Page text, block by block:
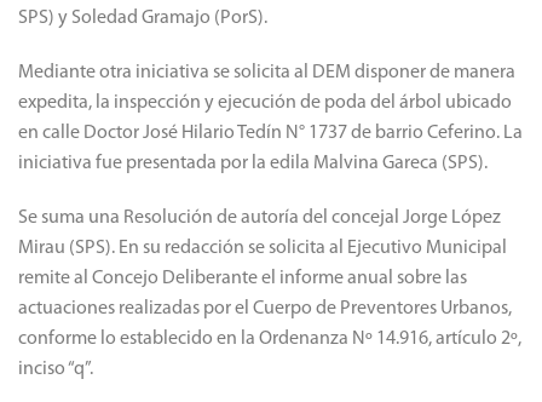
SPS) y Soledad Gramajo (PorS).
Mediante otra iniciativa se solicita al DEM disponer de manera
expedita, la inspección y ejecución de poda del árbol ubicado
en calle Doctor José Hilario Tedín N° 1737 de barrio Ceferino. La
iniciativa fue presentada por la edila Malvina Gareca (SPS).
Se suma una Resolución de autoría del concejal Jorge López
Mirau (SPS). En su redacción se solicita al Ejecutivo Municipal
remite al Concejo Deliberante el informe anual sobre las
actuaciones realizadas por el Cuerpo de Preventores Urbanos,
conforme lo establecido en la Ordenanza Nº 14.916, artículo 2º,
inciso “q”.